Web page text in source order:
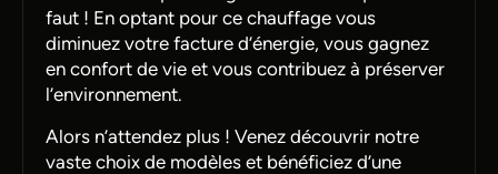
faut ! En optant pour ce chauffage vous
diminuez votre facture d’énergie, vous gagnez
en confort de vie et vous contribuez à préserver
l’environnement.
Alors n’attendez plus ! Venez découvrir notre
vaste choix de modèles et bénéficiez d’une